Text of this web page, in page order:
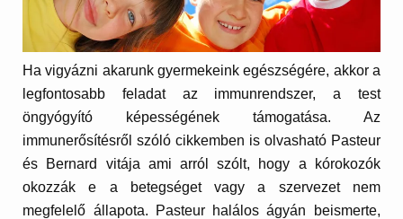
Ha vigyázni akarunk gyermekeink egészségére, akkor a
legfontosabb feladat az immunrendszer, a test
öngyógyító képességének támogatása. Az
immunerősítésről szóló cikkemben is olvasható Pasteur
és Bernard vitája ami arról szólt, hogy a kórokozók
okozzák e a betegséget vagy a szervezet nem
megfelelő állapota. Pasteur halálos ágyán beismerte,